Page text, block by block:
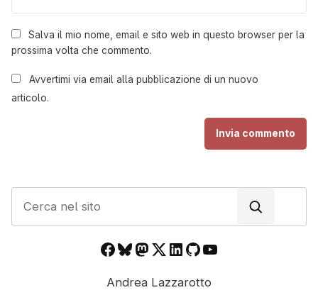
Salva il mio nome, email e sito web in questo browser per la
prossima volta che commento.
Avvertimi via email alla pubblicazione di un nuovo
articolo.
c
n
Facebook
Bluesky
Mastodon
X LinkedIn
GitHub
YouTube
Andrea Lazzarotto